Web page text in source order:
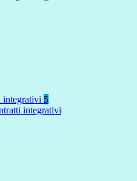
integrativi 5
integrativi